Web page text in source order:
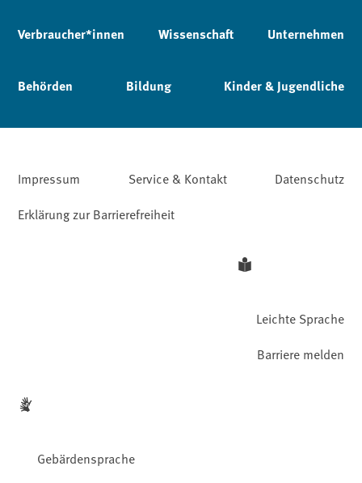
Verbraucher*innen Wissenschaft Unternehmen
Behörden Bildung Kinder & Jugendliche
Impressum Service & Kontakt
Datenschutz
Erklärung zur Barrierefreiheit
Leichte Sprache
Gebärdensprache
Barriere melden